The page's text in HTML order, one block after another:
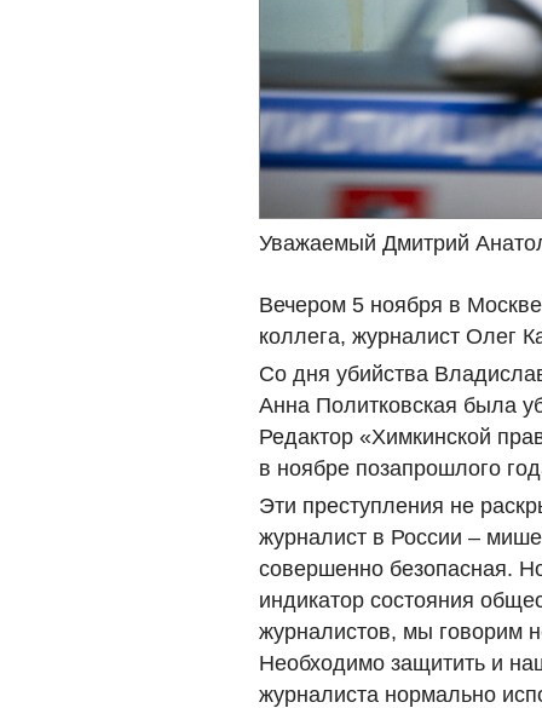
Уважаемый Дмитрий
Вечером 5 ноября в
коллега, журналист Олег
Со дня убийства
Анна Политковская была
Редактор «Химкинской
в ноябре позапрошлого
Эти преступления не
журналист в России –
совершенно безопасная.
индикатор состояния
журналистов, мы говорим
Необходимо защитить и
журналиста нормально